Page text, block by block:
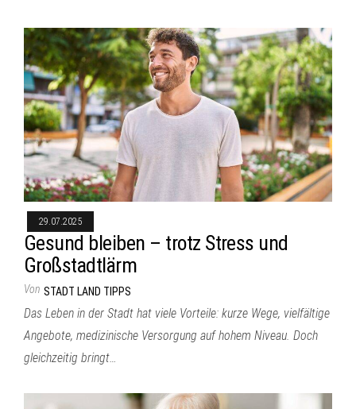
29.07.2025
Gesund bleiben – trotz Stress und
Großstadtlärm
Von STADT LAND TIPPS
Das Leben in der Stadt hat viele Vorteile: kurze Wege, vielfältige
Angebote, medizinische Versorgung auf hohem Niveau. Doch
gleichzeitig bringt…